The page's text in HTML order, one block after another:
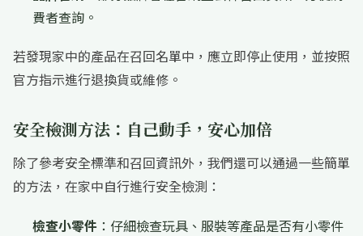
費者查詢。
若發現家中的產品在召回名單中，應立即停止使用，並按照
官方指示進行退換貨或維修。
安全檢測方法：自己動手，安心加倍
除了參考安全標準和召回資訊外，我們還可以通過一些簡單
的方法，在家中自行進行安全檢測：
檢查小零件 ：仔細檢查玩具、服裝等產品是否有小零件